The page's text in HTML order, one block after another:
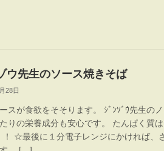
ウ先生のソース焼きそば
28日
スが食欲をそそります。 ｼﾞﾝｿﾞｳ先生のノ
りの栄養成分も安心です。 たんぱく質
！ ☆最後に１分電子レンジにかければ、